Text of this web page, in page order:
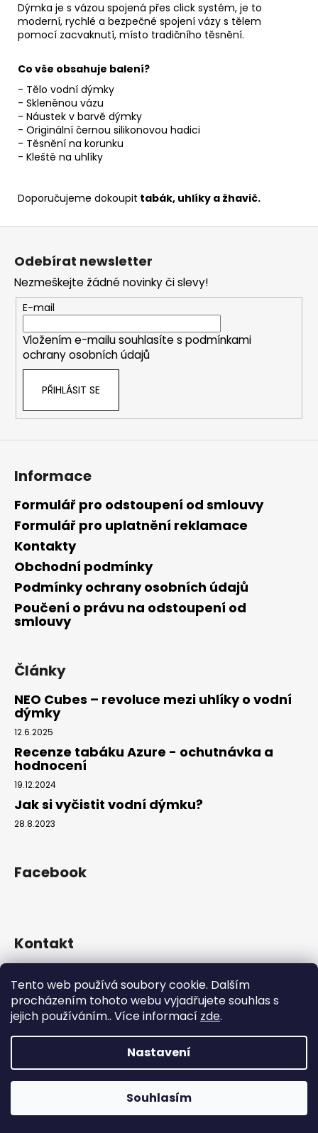
Tento web používá soubory cookie. Dalším
procházením tohoto webu vyjadřujete souhlas s
jejich používáním.. Více informací zde.
Nastavení
Souhlasím
Dýmka je s vázou spojená přes click systém, je to
moderní, rychlé a bezpečné spojení vázy s tělem
pomocí zacvaknutí, místo tradičního těsnění.
Co vše obsahuje balení?
- Tělo vodní dýmky
- Skleněnou vázu
- Náustek v barvě dýmky
- Originální černou silikonovou hadici
- Těsnění na korunku
- Kleště na uhlíky
Doporučujeme dokoupit tabák, uhlíky a žhavič.
Odebírat newsletter
Nezmeškejte žádné novinky či slevy!
E-mail
Vložením e-mailu souhlasíte s podmínkami
ochrany osobních údajů
PŘIHLÁSIT SE
Informace
Formulář pro odstoupení od smlouvy
Formulář pro uplatnění reklamace
Kontakty
Obchodní podmínky
Podmínky ochrany osobních údajů
Poučení o právu na odstoupení od
smlouvy
Články
NEO Cubes – revoluce mezi uhlíky o vodní
dýmky
12.6.2025
Recenze tabáku Azure - ochutnávka a
hodnocení
19.12.2024
Jak si vyčistit vodní dýmku?
28.8.2023
Facebook
Kontakt
+420 739 522 572
hookah_gang.cz/
Copyright 2026Hookah Gang. Všechna práva vyhrazena.